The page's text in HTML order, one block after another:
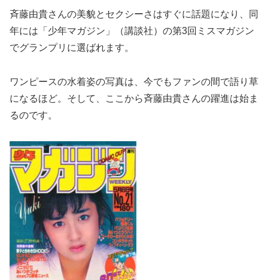
斉藤由貴さんの美貌とセクシーさはすぐに話題になり、同
年には「少年マガジン」（講談社）の第3回ミスマガジン
でグランプリに選ばれます。
ワンピースの水着姿の写真は、今でもファンの間で語り草
になるほど。そして、ここから斉藤由貴さんの躍進は始ま
るのです。